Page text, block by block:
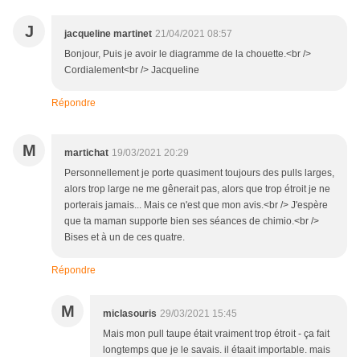
J jacqueline martinet 21/04/2021 08:57
Bonjour, Puis je avoir le diagramme de la chouette.<br />
Cordialement<br /> Jacqueline
Répondre
M martichat 19/03/2021 20:29
Personnellement je porte quasiment toujours des pulls larges,
alors trop large ne me gênerait pas, alors que trop étroit je ne
porterais jamais... Mais ce n'est que mon avis.<br /> J'espère
que ta maman supporte bien ses séances de chimio.<br />
Bises et à un de ces quatre.
Répondre
M miclasouris 29/03/2021 15:45
Mais mon pull taupe était vraiment trop étroit - ça fait
longtemps que je le savais. il étaait importable. mais